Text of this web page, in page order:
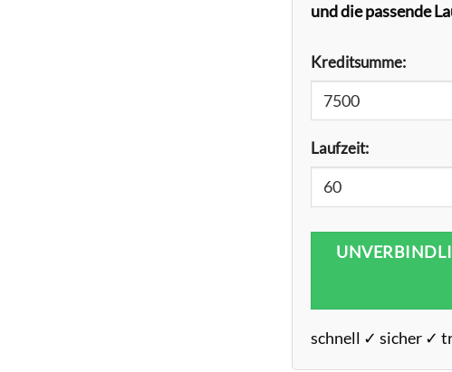
und die passende
Kreditsumme:
Laufzeit:
schnell ✓ sicher ✓